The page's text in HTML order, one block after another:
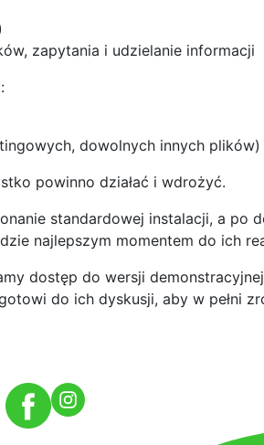
zapytania i udzielanie informacji
dowolnych innych plików)
powinno działać i wdrożyć.
standardowej instalacji, a po
najlepszym momentem do ich
dostęp do wersji
do ich dyskusji, aby w pełni